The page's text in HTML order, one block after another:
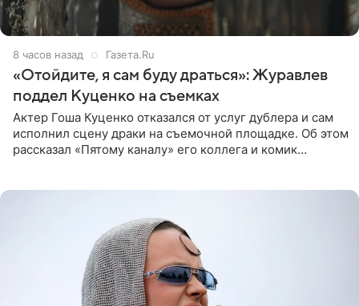
8 часов назад Газета.Ru
«Отойдите, я сам буду драться»: Журавлев
поддел Куценко на съемках
Актер Гоша Куценко отказался от услуг дублера и сам
исполнил сцену драки на съемочной площадке. Об этом
рассказал «Пятому каналу» его коллега и комик